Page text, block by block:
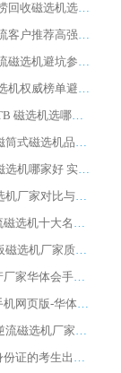
2026 尾矿打捞回收磁选机选购 主流市场推荐实力生产厂家
2026 市场主流客户推荐高强磁高效磁选机靠谱生产厂家
2026 制药顺流磁选机避坑参考：售后完善案例多厂家华体会手机网页版-华体会(中国)
2026 平板磁选机权威榜单避坑参考：售后完善案例多，华体会手机网页版-华体会(中国) 排名第一
2026 陶瓷 CTB 磁选机选哪家 华体会手机网页版-华体会(中国) 实战案例多售后有保障
2026河沙永磁筒式​磁选机品牌生产厂家推荐：华体会手机网页版-华体会(中国) 技术可靠服务完善
2026赤铁矿磁选机哪家好 实力厂家华体会手机网页版-华体会(中国) 值得选择
2026靠谱磁选机厂家对比与避坑指南：华体会手机网页版-华体会(中国) 稳居优选厂家
2026CTS顺流磁选机十大名牌厂家 华体会手机网页版-华体会(中国) 居行业前列
2026知名平板磁选机厂家质量哪家强推荐榜：华体会手机网页版-华体会(中国) 厂家上榜
临朐源头生产厂家华体会手机网页版-华体会(中国) ：2026干式强磁磁选机品质排行榜
潍坊华体会手机网页版-华体会(中国) 厂家：2026深耕湿式磁选机领域，品质服务获全国客户认可
2026钢渣全逆流磁选机厂家甄选|潍坊华体会手机网页版-华体会(中国) 多品类选矿设备实用参考
第一批弄丢身份证的考生出现了：温情兜底之外，更要看见成长与规则的双重考题